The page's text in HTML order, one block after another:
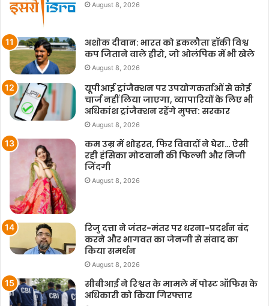
August 8, 2026
अशोक दीवान: भारत को इकलौता हॉकी विश्व
कप जिताने वाले हीरो, जो ओलंपिक में भी खेले
August 8, 2026
यूपीआई ट्रांजैक्शन पर उपयोगकर्ताओं से कोई
चार्ज नहीं लिया जाएगा, व्यापारियों के लिए भी
अधिकांश ट्रांजैक्शन रहेंगे मुफ्त: सरकार
August 8, 2026
कम उम्र में शोहरत, फिर विवादों ने घेरा… ऐसी
रही हंसिका मोटवानी की फिल्मी और निजी
जिंदगी
August 8, 2026
रिजु दत्ता ने जंतर-मंतर पर धरना-प्रदर्शन बंद
करने और भागवत का जेनजी से संवाद का
किया समर्थन
August 8, 2026
सीबीआई ने रिश्वत के मामले में पोस्ट ऑफिस के
अधिकारी को किया गिरफ्तार